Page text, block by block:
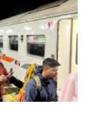
(24/3) dengan